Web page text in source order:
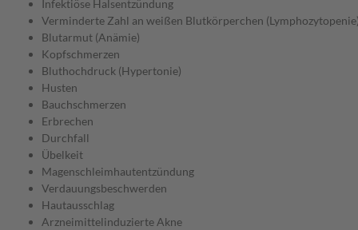
Infektiöse Halsentzündung
Verminderte Zahl an weißen Blutkörperchen
Blutarmut (Anämie)
Kopfschmerzen
Bluthochdruck (Hypertonie)
Husten
Bauchschmerzen
Erbrechen
Durchfall
Übelkeit
Magenschleimhautentzündung
Verdauungsbeschwerden
Hautausschlag
Arzneimittelinduzierte Akne